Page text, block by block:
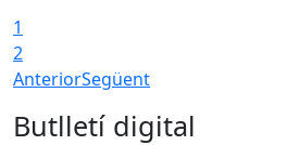
1
2
AnteriorSegüent
Butlletí digital